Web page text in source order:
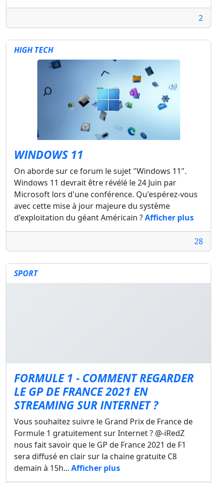
2
HIGH TECH
WINDOWS 11
On aborde sur ce forum le sujet "Windows 11".
Windows 11 devrait être révélé le 24 Juin par
Microsoft lors d'une conférence. Qu'espérez-vous
avec cette mise à jour majeure du système
d'exploitation du géant Américain ?Afficher plus
28
SPORT
FORMULE 1 - COMMENT REGARDER
LE GP DE FRANCE 2021 EN
STREAMING SUR INTERNET ?
Vous souhaitez suivre le Grand Prix de France de
Formule 1 gratuitement sur Internet ? @-iRedZ
nous fait savoir que le GP de France 2021 de F1
sera diffusé en clair sur la chaine gratuite C8
demain à 15h... Afficher plus